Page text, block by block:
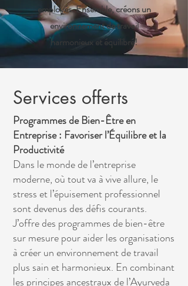
employés. Ensemble, créons un
environnement de travail
harmonieux et équilibré!
Services offerts
Programmes de Bien-Être en
Entreprise : Favoriser l’Équilibre et la
Productivité
Dans le monde de l’entreprise
moderne, où tout va à vive allure, le
stress et l’épuisement professionnel
sont devenus des défis courants.
J’offre des programmes de bien-être
sur mesure pour aider les organisations
à créer un environnement de travail
plus sain et harmonieux. En combinant
les principes ancestraux de l’Ayurveda